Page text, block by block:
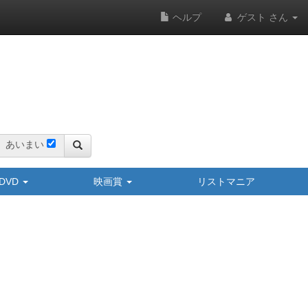
ヘルプ ゲスト さん
あいまい
映画賞 リストマニア